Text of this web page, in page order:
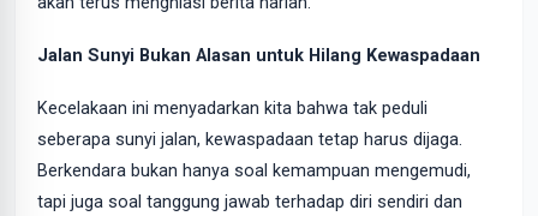
Jalan Sunyi Bukan Alasan untuk Hilang Kewaspadaan
Kecelakaan ini menyadarkan kita bahwa tak peduli
seberapa sunyi jalan, kewaspadaan tetap harus dijaga.
Berkendara bukan hanya soal kemampuan mengemudi,
tapi juga soal tanggung jawab terhadap diri sendiri dan